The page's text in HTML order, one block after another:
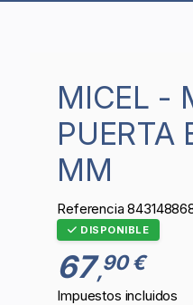
MICEL - MANILLÓN TIRADOR DE
PUERTA
MM
Referencia
DISPONIBLE
67,90 €
Impuestos incluidos